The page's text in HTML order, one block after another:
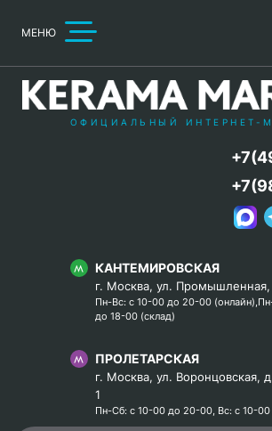
МЕНЮ
ОФИЦИАЛЬНЫЙ ИНТЕРНЕТ-
КАНТЕМИРОВСКАЯ
г. Москва, ул. Промышленная,
Пн-Вс: с 10-00 до 20-00
до 18-00 (склад)
ПРОЛЕТАРСКАЯ
г. Москва, ул. Воронцовская,
1
Пн-Сб: с 10-00 до 20-00, Вс: с 10-